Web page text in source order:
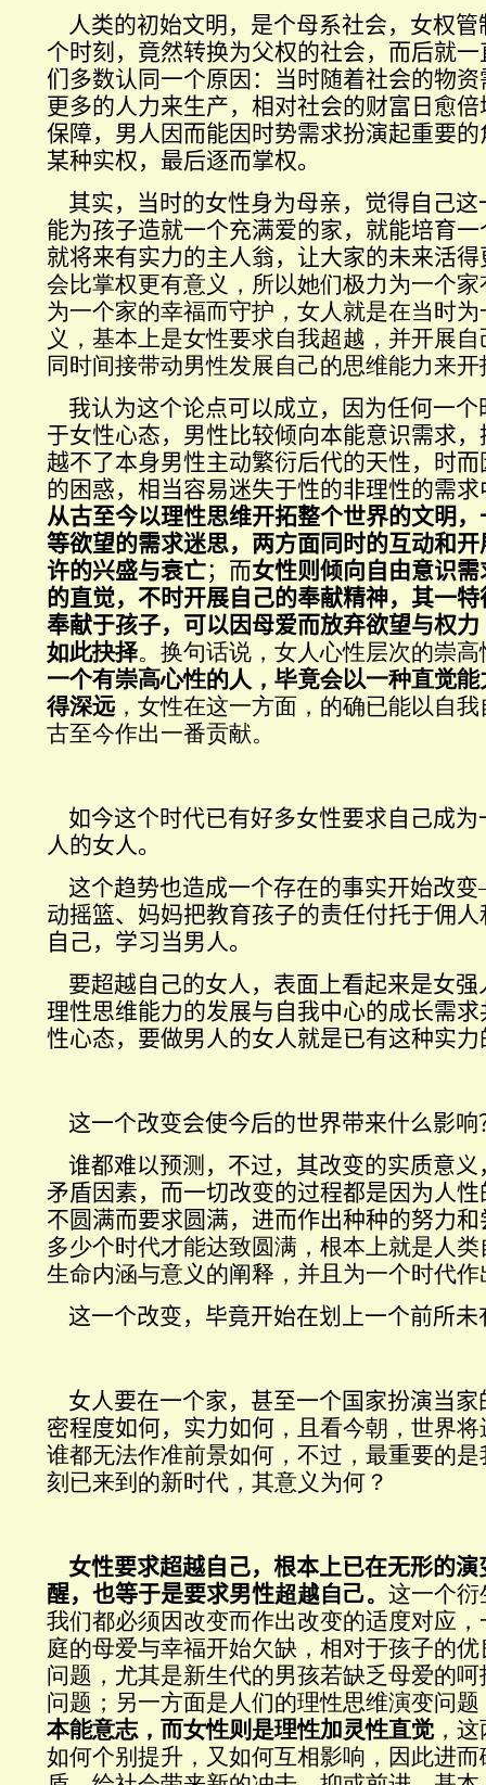
人类的初始文明，是个母系社会，女权
个时刻，竟然转换为父权的社会，而后就
们多数认同一个原因：当时随着社会的物
更多的人力来生产，相对社会的财富日愈
保障，男人因而能因时势需求扮演起重要
某种实权，最后逐而掌权。
其实，当时的女性身为母亲，觉得自己
能为孩子造就一个充满爱的家，就能培育
就将来有实力的主人翁，让大家的未来活得
会比掌权更有意义，所以她们极力为一个
为一个家的幸福而守护，女人就是在当时
义，基本上是女性要求自我超越，并开展
同时间接带动男性发展自己的思维能力来
我认为这个论点可以成立，因为任何一
于女性心态，男性比较倾向本能意识需求
越不了本身男性主动繁衍后代的天性，时
的困惑，相当容易迷失于性的非理性的需求
从古至今以理性思维开拓整个世界的文明
等欲望的需求迷思，两方面同时的互动和
许的兴盛与衰亡；而女性则倾向自由意识
的直觉，不时开展自己的奉献精神，其一
奉献于孩子，可以因母爱而放弃欲望与权力
如此抉择。换句话说，女人心性层次的崇
一个有崇高心性的人，毕竟会以一种直觉
得深远 ，女性在这一方面，的确已能以自
古至今作出一番贡献。
如今这个时代已有好多女性要求自己成
人的女人。
这个趋势也造成一个存在的事实开始改
动摇篮、妈妈把教育孩子的责任付托于佣
自己，学习当男人。
要超越自己的女人，表面上看起来是女
理性思维能力的发展与自我中心的成长需
性心态，要做男人的女人就是已有这种实力
这一个改变会使今后的世界带来什么影响
谁都难以预测，不过，其改变的实质意
矛盾因素，而一切改变的过程都是因为人
不圆满而要求圆满，进而作出种种的努力和
多少个时代才能达致圆满，根本上就是人
生命内涵与意义的阐释，并且为一个时代
这一个改变，毕竟开始在划上一个前所
女人要在一个家，甚至一个国家扮演当
密程度如何，实力如何 ，且看今朝，世界
谁都无法作准前景如何，不过，最重要的
刻已来到的新时代，其意义为何？
女性要求超越自己，根本上已在无形的
醒，也等于是要求男性超越自己。 这一个衍
我们都必须因改变而作出改变的适度对应
庭的母爱与幸福开始欠缺，相对于孩子的
问题，尤其是新生代的男孩若缺乏母爱的
问题；另一方面是人们的理性思维演变问题
本能意志，而女性则是理性加灵性直觉，这
如何个别提升，又如何互相影响，因此进